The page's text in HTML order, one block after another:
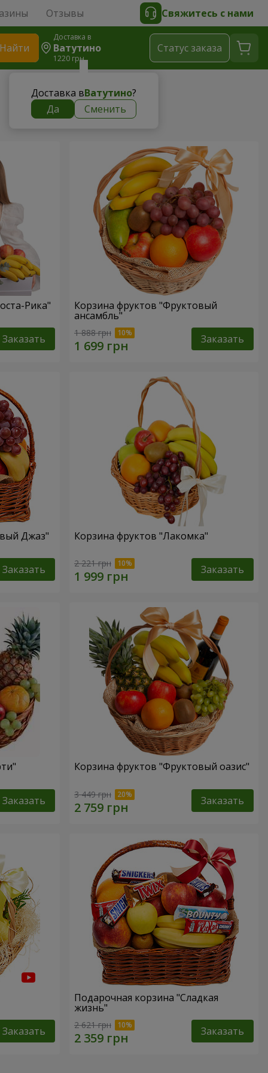
Отзывы Свяжитесь с нами
Найти
Доставка в
Ватутино
1220 грн
Доставка вВатутино?
Да
Сменить
Cтатус заказа
Рика"
Заказать
Корзина фруктов "Фруктовый
ансамбль"
1 888 грн Заказать
Джаз"
Заказать
Корзина фруктов "Лакомка"
2 221 грн Заказать
Заказать
Корзина фруктов "Фруктовый оазис"
3 449 грн Заказать
Заказать
Подарочная корзина "Сладкая
жизнь"
2 621 грн Заказать